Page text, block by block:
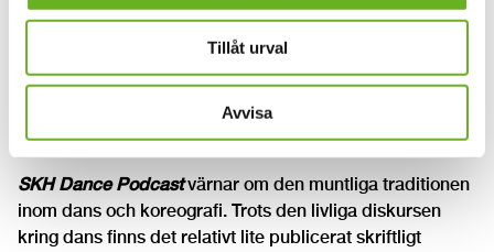
Tillåt urval
Avvisa
Om masterprogammet NPP
SKH Dance Podcast
Audioreflection podär den andra upplagan av
SKH Dance Podcast
SKH Dance Podcastvärnar om den muntliga traditionen
inom dans och koreografi. Trots den livliga diskursen
kring dans finns det relativt lite publicerat skriftligt